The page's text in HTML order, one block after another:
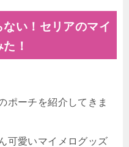
い！セリアのマイ
！
ポーチを紹介してきま
可愛いマイメログッズ